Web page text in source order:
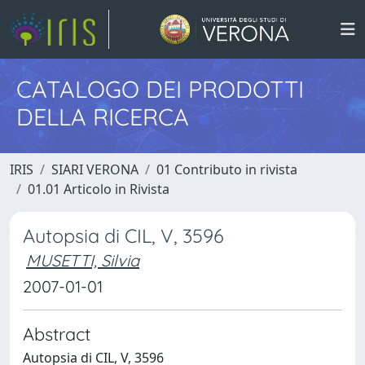
CATALOGO DEI PRODOTTI
DELLA RICERCA
IRIS SIARI VERONA
01 Contributo in rivista
01.01 Articolo in Rivista
Autopsia di CIL, V, 3596
MUSETTI, Silvia
2007-01-01
Abstract
Autopsia di CIL, V, 3596